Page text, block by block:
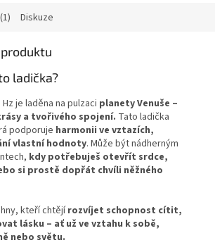
Diskuze
ladička?
je laděna na pulzaci planety Venuše –
a tvořivého spojení. Tato ladička
podporuje harmonii ve vztazích,
vlastní hodnoty. Může být nádherným
kdy potřebuješ otevřít srdce,
si prostě dopřát chvíli něžného
kteří chtějírozvíjet schopnost cítit,
lásku – ať už ve vztahu k sobě,
nebo světu.